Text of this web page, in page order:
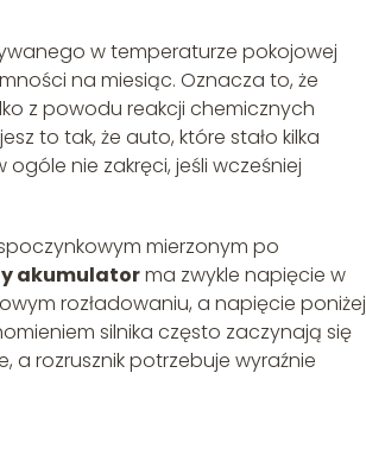
w temperaturze pokojowej
na miesiąc. Oznacza to, że
z powodu reakcji chemicznych
to tak, że auto, które stało kilka
nie zakręci, jeśli wcześniej
mierzonym po
akumulatorma zwykle napięcie w
rozładowaniu, a napięcie poniżej
silnika często zaczynają się
a rozrusznik potrzebuje wyraźnie